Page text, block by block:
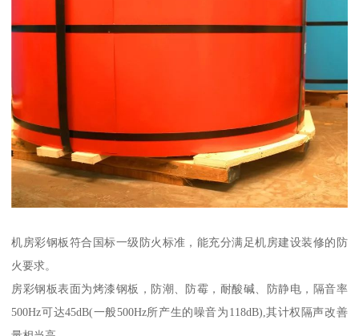
机房彩钢板符合国标一级防火标准，能充分满足机房建设装修的防
火要求。
房彩钢板表面为烤漆钢板，防潮、防霉，耐酸碱、防静电，隔音率
500Hz可达45dB(一般500Hz所产生的噪音为118dB),其计权隔声改善